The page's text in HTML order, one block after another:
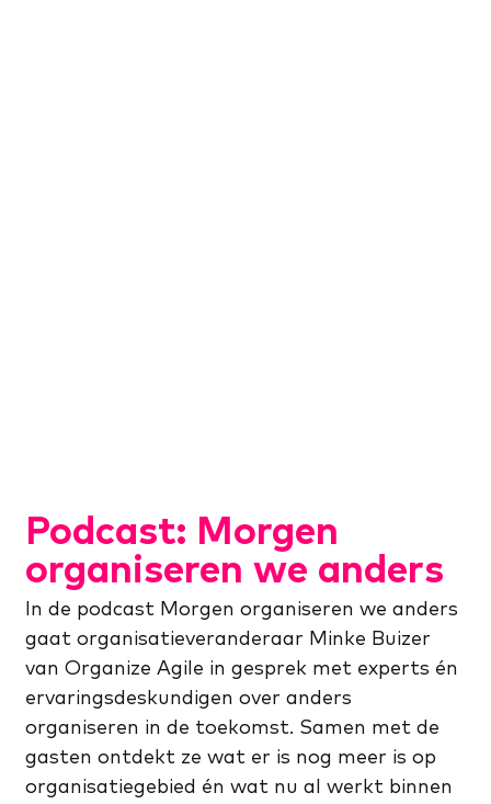
Podcast: Morgen
organiseren we anders
In de podcast Morgen organiseren we anders
gaat organisatieveranderaar Minke Buizer
van Organize Agile in gesprek met experts én
ervaringsdeskundigen over anders
organiseren in de toekomst. Samen met de
gasten ontdekt ze wat er is nog meer is op
organisatiegebied én wat nu al werkt binnen